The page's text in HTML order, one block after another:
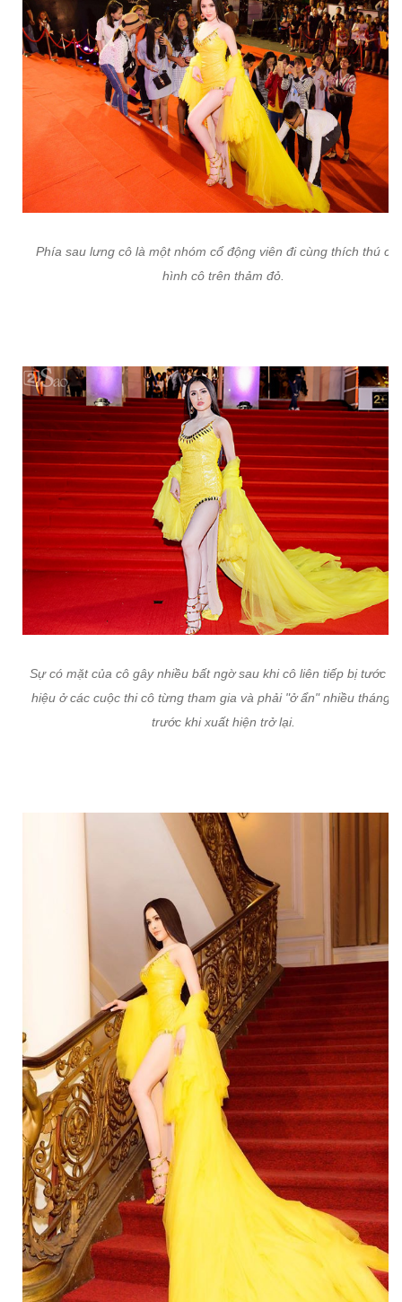
Phía sau lưng cô là một nhóm cổ động viên đi cùng thích thú
hình cô trên thảm đỏ.
Sự có mặt của cô gây nhiều bất ngờ sau khi cô liên tiếp bị tước
hiệu ở các cuộc thi cô từng tham gia và phải "ở ẩn" nhiều tháng
trước khi xuất hiện trở lại.